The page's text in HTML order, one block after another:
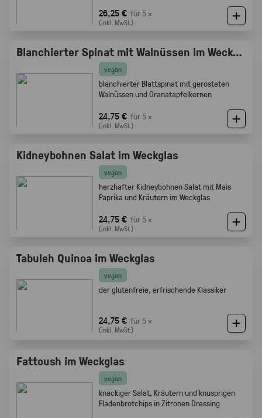
26,25 € für 5 ×
(inkl. MwSt.)
Blanchierter Spinat mit Walnüssen im Weckglas
vegan
blanchierter Blattspinat mit gerösteten
Walnüssen und Granatapfelkernen
24,75 € für 5 ×
(inkl. MwSt.)
Kidneybohnen Salat im Weckglas
vegan
herzhafter Kidneybohnen Salat mit Mais
Paprika und Kräutern im Weckglas
24,75 € für 5 ×
(inkl. MwSt.)
Tabuleh Quinoa im Weckglas
vegan
der glutenfreie, erfrischende Klassiker
24,75 € für 5 ×
(inkl. MwSt.)
Fattoush im Weckglas
vegan
knackiger Salat, Kräutern und knusprigen
Fladenbrotchips in Zitronen Dressing